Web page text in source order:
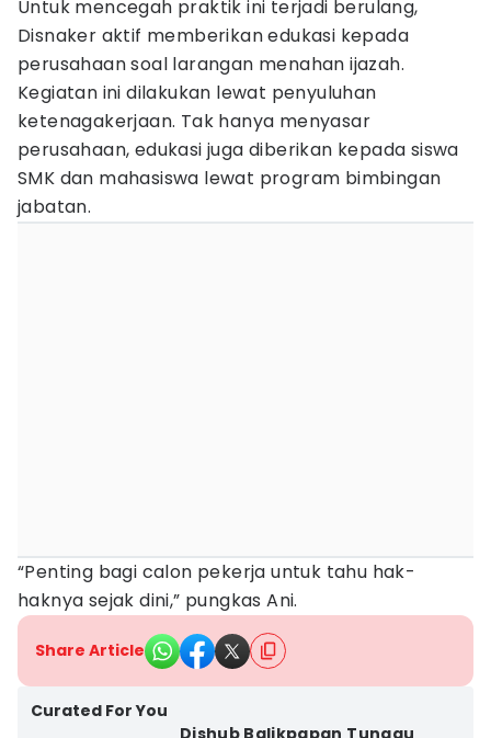
Untuk mencegah praktik ini terjadi berulang,
Disnaker aktif memberikan edukasi kepada
perusahaan soal larangan menahan ijazah.
Kegiatan ini dilakukan lewat penyuluhan
ketenagakerjaan. Tak hanya menyasar
perusahaan, edukasi juga diberikan kepada siswa
SMK dan mahasiswa lewat program bimbingan
jabatan.
“Penting bagi calon pekerja untuk tahu hak-
haknya sejak dini,” pungkas Ani.
Share Article
Curated For You
Dishub Balikpapan Tunggu